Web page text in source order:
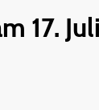
17.